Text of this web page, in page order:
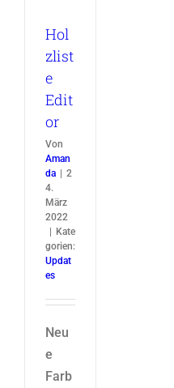
Hol
zlist
e
Edit
or
Von
Aman
da
2
4.
März
2022
Kate
gorien:
Updat
es
Neu
e
Farb